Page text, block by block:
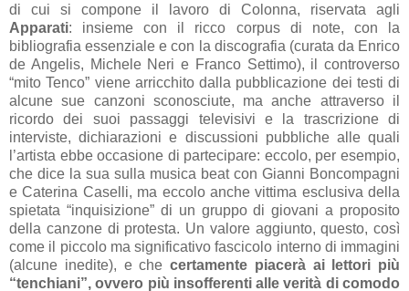
di cui si compone il lavoro di Colonna, riservata agli
Apparati: insieme con il ricco corpus di note, con la
bibliografia essenziale e con la discografia (curata da Enrico
de Angelis, Michele Neri e Franco Settimo), il controverso
“mito Tenco” viene arricchito dalla pubblicazione dei testi di
alcune sue canzoni sconosciute, ma anche attraverso il
ricordo dei suoi passaggi televisivi e la trascrizione di
interviste, dichiarazioni e discussioni pubbliche alle quali
l’artista ebbe occasione di partecipare: eccolo, per esempio,
che dice la sua sulla musica beat con Gianni Boncompagni
e Caterina Caselli, ma eccolo anche vittima esclusiva della
spietata “inquisizione” di un gruppo di giovani a proposito
della canzone di protesta. Un valore aggiunto, questo, così
come il piccolo ma significativo fascicolo interno di immagini
(alcune inedite), e che certamente piacerà ai lettori più
“tenchiani”, ovvero più insofferenti alle verità di comodo